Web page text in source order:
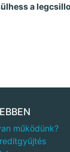
a
működünk?